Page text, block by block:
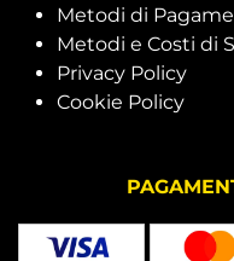
Metodi di
Metodi e Costi di
Privacy Policy
Cookie Policy
PAGAMENTI